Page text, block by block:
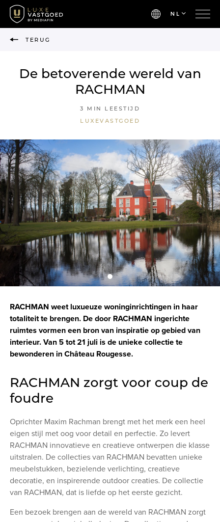
NL
TERUG
De betoverende wereld van
RACHMAN
3 MIN LEESTIJD
LUXEVASTGOED
RACHMAN weet luxueuze woninginrichtingen in haar
totaliteit te brengen. De door RACHMAN ingerichte
ruimtes vormen een bron van inspiratie op gebied van
interieur. Van 5 tot 21 juli is de unieke collectie te
bewonderen in Château Rougesse.
RACHMAN zorgt voor coup de
foudre
Oprichter Maxim Rachman brengt met het merk een heel
eigen stijl met oog voor detail en perfectie. Zo levert
RACHMAN innovatieve en creatieve ontwerpen die klasse
uitstralen. De collecties van RACHMAN bevatten unieke
meubelstukken, bezielende verlichting, creatieve
decoratie, en inspirerende outdoor creaties. De collectie
van RACHMAN, dat is liefde op het eerste gezicht.
Een bezoek brengen aan de wereld van RACHMAN zorgt